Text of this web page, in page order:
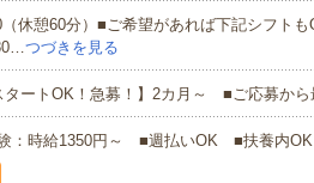
休憩60分）■ご希望があれば下記シフト
つづきを見る
タートOK！急募！】2カ月～ ■ご応募から
：時給1350円～ ■週払いOK ■扶養内